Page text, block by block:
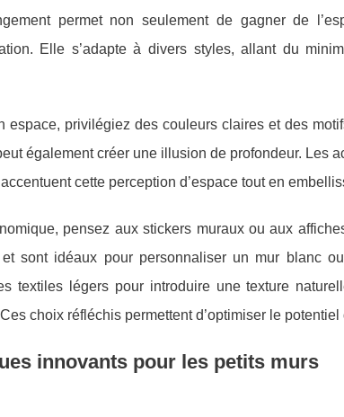
permet non seulement de gagner de
Elle s’adapte à divers styles, allant du
espace, privilégiez des couleurs claires et des
également créer une illusion de profondeur. Les
cette perception d’espace tout en
pensez aux stickers muraux ou aux
sont idéaux pour personnaliser un mur blanc
textiles légers pour introduire une texture
choix réfléchis permettent d’optimiser le
innovants pour les petits murs